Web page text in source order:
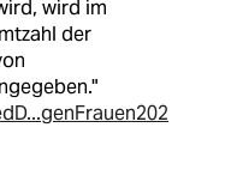
wird im
der